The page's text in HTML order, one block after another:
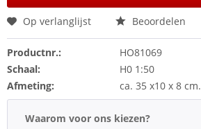
Op verlanglijst Beoordelen
Productnr.:
HO81069
Schaal:
H0 1:50
Afmeting:
ca. 35 x10 x 8 cm.
Waarom voor ons kiezen?